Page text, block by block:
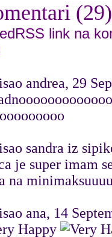
(29)
RSS link na
andrea, 29
sandra iz
je super imam
na
ana, 14